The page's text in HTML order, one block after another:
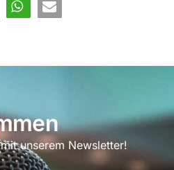
unserem Newsletter!